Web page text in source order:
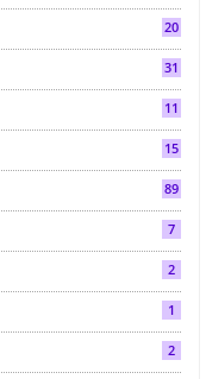
20
31
11
15
89
7
2
1
2